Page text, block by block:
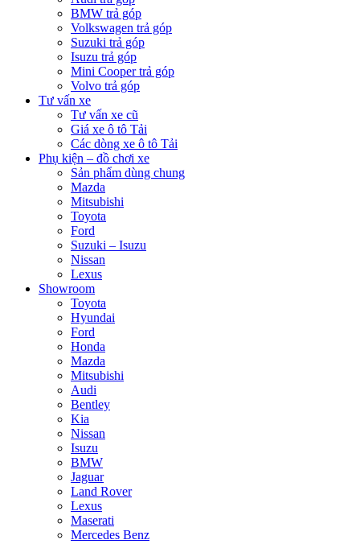
BMW trả góp
Volkswagen trả góp
Suzuki trả góp
Isuzu trả góp
Mini Cooper trả góp
Volvo trả góp
Tư vấn xe
Tư vấn xe cũ
Giá xe ô tô Tải
Các dòng xe ô tô Tải
Phụ kiện – đồ chơi xe
Sản phẩm dùng chung
Mazda
Mitsubishi
Toyota
Ford
Suzuki – Isuzu
Nissan
Lexus
Showroom
Toyota
Hyundai
Ford
Honda
Mazda
Mitsubishi
Audi
Bentley
Kia
Nissan
Isuzu
BMW
Jaguar
Land Rover
Lexus
Maserati
Mercedes Benz